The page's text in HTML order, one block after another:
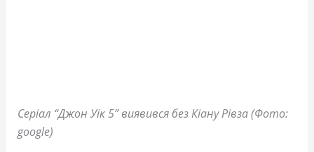
Серіал “Джон Уік 5” виявився без Кіану Рівза (Фото:
google)